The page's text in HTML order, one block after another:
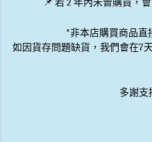
*非本店購買商品直
如因貨存問題缺貨，我們會在7
多謝支